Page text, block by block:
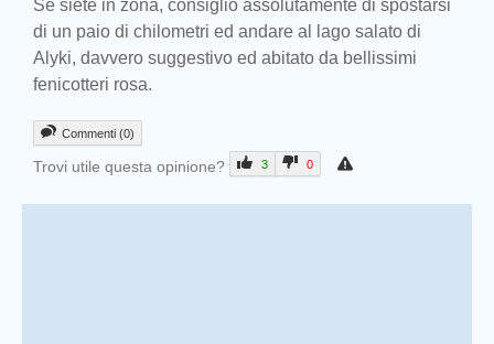
Se siete in zona, consiglio assolutamente di spostarsi
di un paio di chilometri ed andare al lago salato di
Alyki, davvero suggestivo ed abitato da bellissimi
fenicotteri rosa.
Commenti (0)
Trovi utile questa opinione? 3 0